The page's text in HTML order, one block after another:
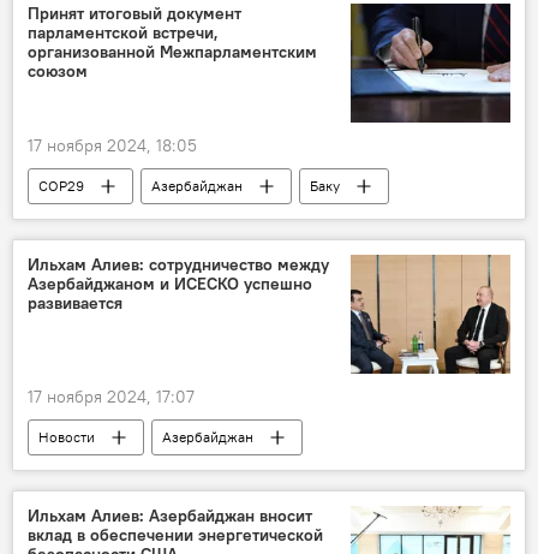
Фонд Гейдара Алиева
"Зеленый коридор"
Принят итоговый документ
парламентской встречи,
организованной Межпарламентским
союзом
17 ноября 2024, 18:05
COP29 Азербайджан
Баку
29-я Конференция сторон Рамочной конвенции ООН об изменении климата
Милли Меджлис
документ
Ильхам Алиев: сотрудничество между
Азербайджаном и ИСЕСКО успешно
развивается
17 ноября 2024, 17:07
Новости
Азербайджан
Ильхам Алиев
29-я Конференция сторон Рамочной конвенции ООН об изменении климата
Встреча
Малайзия Столица
Ильхам Алиев: Азербайджан вносит
вклад в обеспечении энергетической